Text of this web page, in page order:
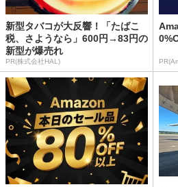
新型タバコが大反響！「たばこ
税、さようなら」600円→83円の
新型が爆売れ
PR(株式会社HAL)